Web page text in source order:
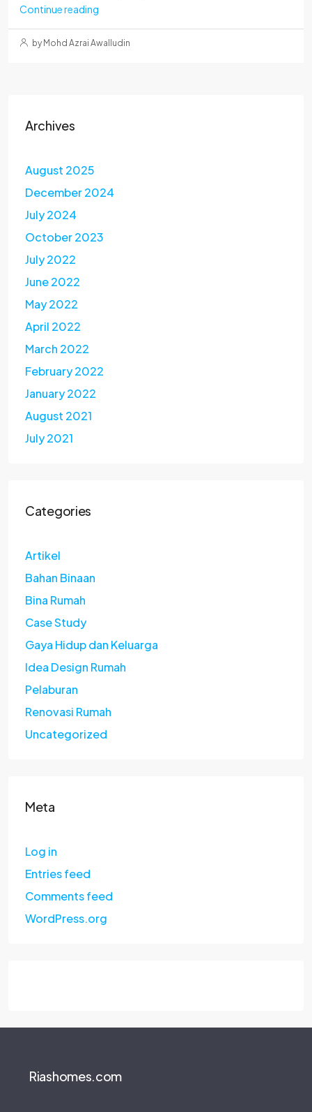
Continue reading
by Mohd Azrai Awalludin
Archives
August 2025
December 2024
July 2024
October 2023
July 2022
June 2022
May 2022
April 2022
March 2022
February 2022
January 2022
August 2021
July 2021
Categories
Artikel
Bahan Binaan
Bina Rumah
Case Study
Gaya Hidup dan Keluarga
Idea Design Rumah
Pelaburan
Renovasi Rumah
Uncategorized
Meta
Log in
Entries feed
Comments feed
WordPress.org
Riashomes.com